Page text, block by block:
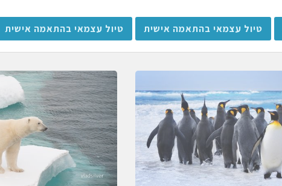
טיול עצמאי בהתאמה אישית טיול עצמאי בהתאמה אישית